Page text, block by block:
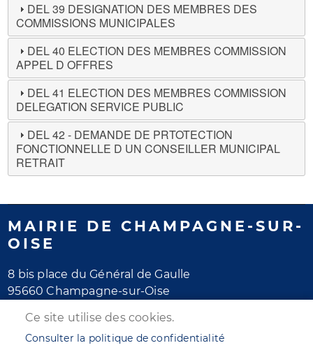
DEL 39 DESIGNATION DES MEMBRES DES
COMMISSIONS MUNICIPALES
DEL 40 ELECTION DES MEMBRES COMMISSION
APPEL D OFFRES
DEL 41 ELECTION DES MEMBRES COMMISSION
DELEGATION SERVICE PUBLIC
DEL 42 - DEMANDE DE PRTOTECTION
FONCTIONNELLE D UN CONSEILLER MUNICIPAL
RETRAIT
MAIRIE DE CHAMPAGNE-SUR-
OISE
8 bis place du Général de Gaulle
95660 Champagne-sur-Oise
Horaires d'ouverture
Ce site utilise des cookies.
Consulter la politique de confidentialité